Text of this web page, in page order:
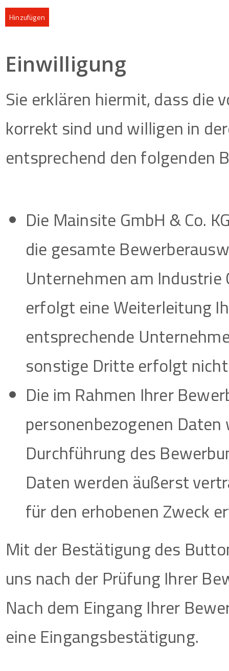
Hinzufügen
Einwilligung
Sie erklären hiermit, dass die
korrekt sind und willigen in
entsprechend den folgenden
Die Mainsite GmbH & Co.
die gesamte
Unternehmen am Industrie
erfolgt eine Weiterleitung
entsprechende
sonstige Dritte erfolgt
Die im Rahmen Ihrer
personenbezogenen
Durchführung des
Daten werden äußerst
für den erhobenen Zweck
Mit der Bestätigung des
uns nach der Prüfung Ihrer
Nach dem Eingang Ihrer
eine Eingangsbestätigung.